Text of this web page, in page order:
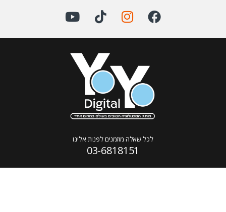
לכל שאלה מוזמנים לפנות אלינו
03-6818151